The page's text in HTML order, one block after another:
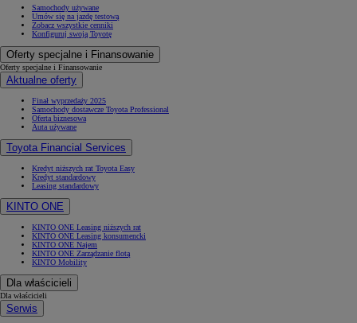
Samochody używane
Umów się na jazdę testową
Zobacz wszystkie cenniki
Konfiguruj swoją Toyotę
Oferty specjalne i Finansowanie
Oferty specjalne i Finansowanie
Aktualne oferty
Finał wyprzedaży 2025
Samochody dostawcze Toyota Professional
Oferta biznesowa
Auta używane
Toyota Financial Services
Kredyt niższych rat Toyota Easy
Kredyt standardowy
Leasing standardowy
KINTO ONE
KINTO ONE Leasing niższych rat
KINTO ONE Leasing konsumencki
KINTO ONE Najem
KINTO ONE Zarządzanie flotą
KINTO Mobility
Dla właścicieli
Dla właścicieli
Serwis